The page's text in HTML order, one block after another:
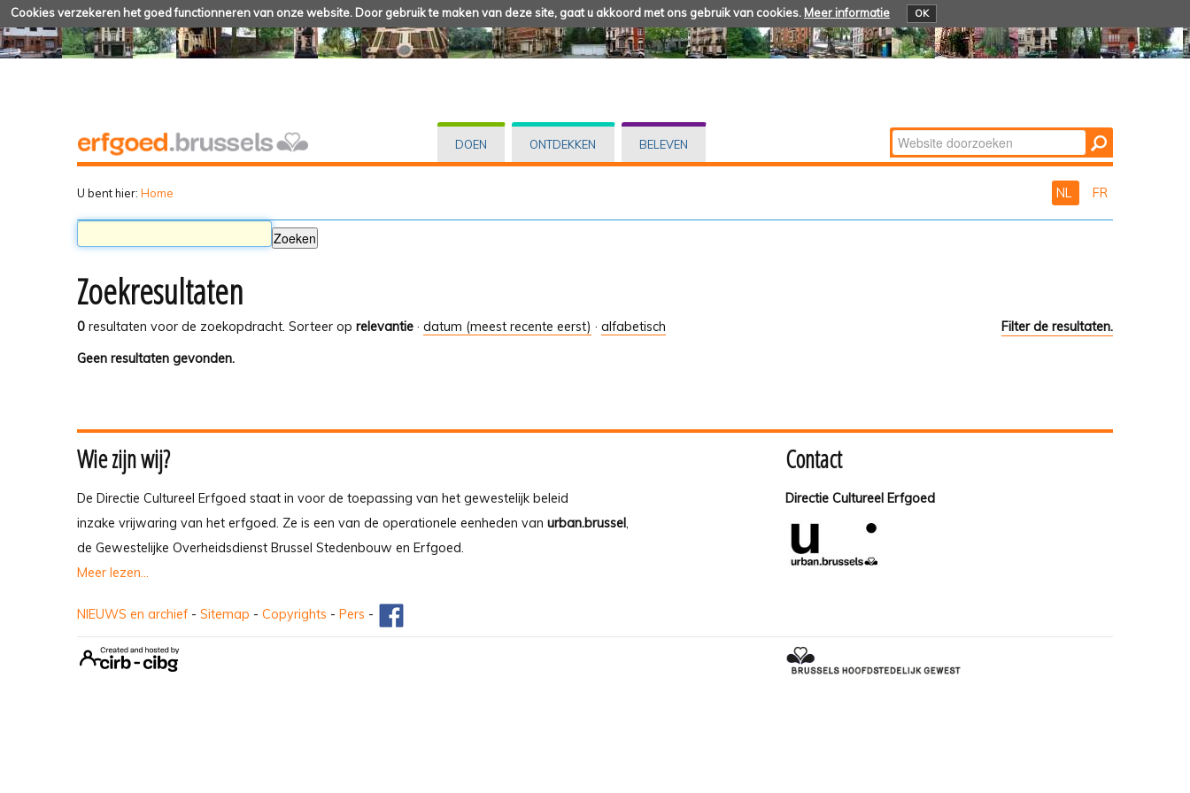
Cookies verzekeren het goed functionneren van onze website. Door gebruik te maken van deze site, gaat u akkoord met ons gebruik van cookies. Meer informatie OK
DOEN ONTDEKKEN BELEVEN Zoek
Geavanceerd
U bent hier: Home NL FR
Zoekresultaten
0 resultaten voor de zoekopdracht. Filter de resultaten.
Sorteer op relevantie · datum (meest recente eerst) · alfabetisch
Geen resultaten gevonden.
Wie zijn wij?
De Directie Cultureel Erfgoed staat in voor de toepassing van het gewestelijk beleid
inzake vrijwaring van het erfgoed. Ze is een van de operationele eenheden van urban.brussel,
de Gewestelijke Overheidsdienst Brussel Stedenbouw en Erfgoed.
Meer lezen...
Contact
Directie Cultureel Erfgoed
NIEUWS en archief - Sitemap - Copyrights - Pers -